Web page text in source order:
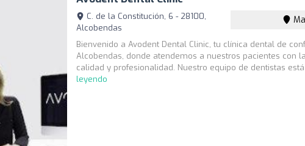
C. de la Constitución, 6 - 28100,
Alcobendas
Bienvenido a Avodent Dental Clinic, tu clínica dental de
Alcobendas, donde atendemos a nuestros pacientes con
calidad y profesionalidad. Nuestro equipo de dentistas está
leyendo